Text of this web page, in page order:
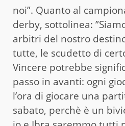
noi”. Quanto al
derby, sottolinea:
arbitri del nostro
tutte, le scudetto di
Vincere potrebbe
passo in avanti: ogni
l’ora di giocare una
sabato, perchè è un